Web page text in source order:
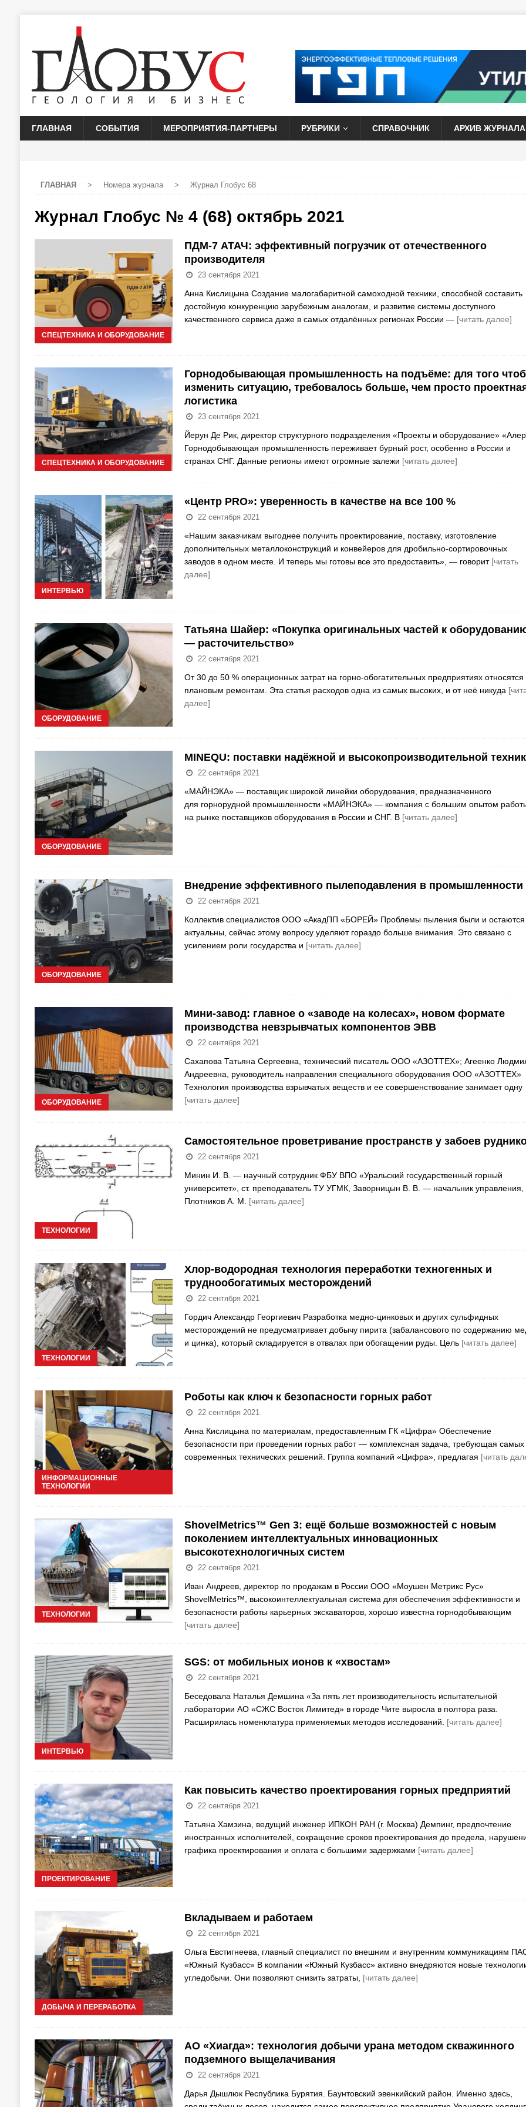
ГЛАВНАЯ СОБЫТИЯ МЕРОПРИЯТИЯ-ПАРТНЕРЫ РУБРИКИ СПРАВОЧНИК АРХИВ ЖУРНАЛА
ГЛАВНАЯ > Номера журнала > Журнал Глобус 68
Журнал Глобус № 4 (68) октябрь 2021
СПЕЦТЕХНИКА И ОБОРУДОВАНИЕ
ПДМ-7 АТАЧ: эффективный погрузчик от отечественного
производителя
23 сентября 2021
Анна Кислицына Создание малогабаритной самоходной техники, способной составить
достойную конкуренцию зарубежным аналогам, и развитие системы доступного
качественного сервиса даже в самых отдалённых регионах России — [читать далее]
СПЕЦТЕХНИКА И ОБОРУДОВАНИЕ
Горнодобывающая промышленность на подъёме: для того
изменить ситуацию, требовалось больше, чем просто
логистика
23 сентября 2021
Йерун Де Рик, директор структурного подразделения «Проекты и оборудование»
Горнодобывающая промышленность переживает бурный рост, особенно в России и
странах СНГ. Данные регионы имеют огромные залежи [читать далее]
ИНТЕРВЬЮ
«Центр PRO»: уверенность в качестве на все 100 %
22 сентября 2021
«Нашим заказчикам выгоднее получить проектирование, поставку, изготовление
дополнительных металлоконструкций и конвейеров для дробильно-сортировочных
заводов в одном месте. И теперь мы готовы все это предоставить», — говорит [читать
далее]
ОБОРУДОВАНИЕ
Татьяна Шайер: «Покупка оригинальных частей к
— расточительство»
22 сентября 2021
От 30 до 50 % операционных затрат на горно-обогатительных предприятиях относятся
плановым ремонтам. Эта статья расходов одна из самых высоких, и от неё никуда
далее]
ОБОРУДОВАНИЕ
MINEQU: поставки надёжной и высокопроизводительной
22 сентября 2021
«МАЙНЭКА» — поставщик широкой линейки оборудования, предназначенного
для горнорудной промышленности «МАЙНЭКА» — компания с большим опытом
на рынке поставщиков оборудования в России и СНГ. В [читать далее]
ОБОРУДОВАНИЕ
Внедрение эффективного пылеподавления в промышленности
22 сентября 2021
Коллектив специалистов ООО «АкадПП «БОРЕЙ» Проблемы пыления были и остаются
актуальны, сейчас этому вопросу уделяют гораздо больше внимания. Это связано с
усилением роли государства и [читать далее]
ОБОРУДОВАНИЕ
Мини-завод: главное о «заводе на колесах», новом формате
производства невзрывчатых компонентов ЭВВ
22 сентября 2021
Сахапова Татьяна Сергеевна, технический писатель ООО «АЗОТТЕХ»; Агеенко
Андреевна, руководитель направления специального оборудования ООО «АЗОТТЕХ»
Технология производства взрывчатых веществ и ее совершенствование занимает одну
[читать далее]
ТЕХНОЛОГИИ
Самостоятельное проветривание пространств у забоев
22 сентября 2021
Минин И. В. — научный сотрудник ФБУ ВПО «Уральский государственный горный
университет», ст. преподаватель ТУ УГМК, Заворницын В. В. — начальник управления,
Плотников А. М. [читать далее]
ТЕХНОЛОГИИ
Хлор-водородная технология переработки техногенных и
труднообогатимых месторождений
22 сентября 2021
Гордич Александр Георгиевич Разработка медно-цинковых и других сульфидных
месторождений не предусматривает добычу пирита (забалансового по содержанию
и цинка), который складируется в отвалах при обогащении руды. Цель [читать далее]
ИНФОРМАЦИОННЫЕ
ТЕХНОЛОГИИ
Роботы как ключ к безопасности горных работ
22 сентября 2021
Анна Кислицына по материалам, предоставленным ГК «Цифра» Обеспечение
безопасности при проведении горных работ — комплексная задача, требующая самых
современных технических решений. Группа компаний «Цифра», предлагая [читать
ТЕХНОЛОГИИ
ShovelMetrics™ Gen 3: ещё больше возможностей с новым
поколением интеллектуальных инновационных
высокотехнологичных систем
22 сентября 2021
Иван Андреев, директор по продажам в России ООО «Моушен Метрикс Рус»
ShovelMetrics™, высокоинтеллектуальная система для обеспечения эффективности и
безопасности работы карьерных экскаваторов, хорошо известна горнодобывающим
[читать далее]
ИНТЕРВЬЮ
SGS: от мобильных ионов к «хвостам»
22 сентября 2021
Беседовала Наталья Демшина «За пять лет производительность испытательной
лаборатории АО «СЖС Восток Лимитед» в городе Чите выросла в полтора раза.
Расширилась номенклатура применяемых методов исследований. [читать далее]
ПРОЕКТИРОВАНИЕ
Как повысить качество проектирования горных предприятий
22 сентября 2021
Татьяна Хамзина, ведущий инженер ИПКОН РАН (г. Москва) Демпинг, предпочтение
иностранных исполнителей, сокращение сроков проектирования до предела,
графика проектирования и оплата с большими задержками [читать далее]
ДОБЫЧА И ПЕРЕРАБОТКА
Вкладываем и работаем
22 сентября 2021
Ольга Евстигнеева, главный специалист по внешним и внутренним коммуникациям
«Южный Кузбасс» В компании «Южный Кузбасс» активно внедряются новые
угледобычи. Они позволяют снизить затраты, [читать далее]
АО «Хиагда»: технология добычи урана методом скважинного
подземного выщелачивания
22 сентября 2021
Дарья Дышлюк Республика Бурятия. Баунтовский эвенкийский район. Именно здесь,